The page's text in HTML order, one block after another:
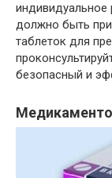
должно быть
таблеток для
безопасный и